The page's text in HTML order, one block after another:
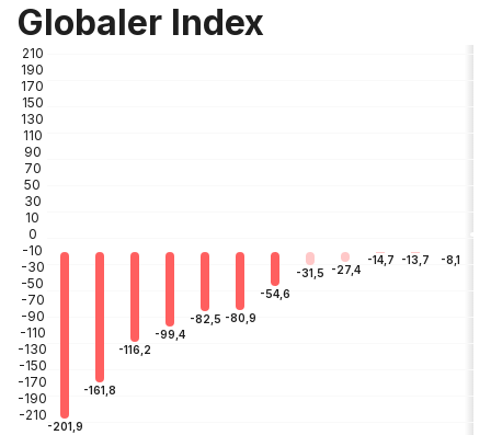
Globaler Index
210
190
170
150
130
110
90
70
50
30
10
0
-10
-30
-50
-70
-90
-110
-130
-150
-170
-190
-210
-201,9
-161,8
-116,2
-99,4
-82,5 -80,9
-54,6
-31,5 -27,4
-14,7 -13,7 -8,1